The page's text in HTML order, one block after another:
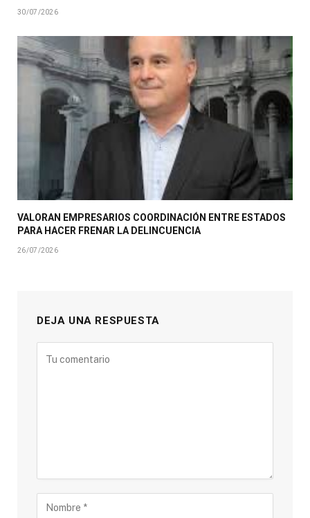
30/07/2026
VALORAN EMPRESARIOS COORDINACIÓN ENTRE ESTADOS
PARA HACER FRENAR LA DELINCUENCIA
26/07/2026
DEJA UNA RESPUESTA